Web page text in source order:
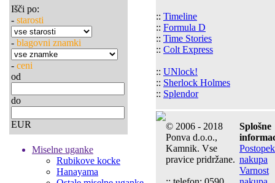
Išči po:
- starosti
- blagovni znamki
- ceni
od
do
EUR
Miselne uganke
Rubikove kocke
Hanayama
:: Timeline
:: Formula D
:: Time Stories
:: Colt Express
:: UNlock!
:: Sherlock Holmes
:: Splendor
© 2006 - 2018
Ponva d.o.o.,
Kamnik. Vse
pravice pridržane.
Splošne
Postopek
nakupa
Varnost